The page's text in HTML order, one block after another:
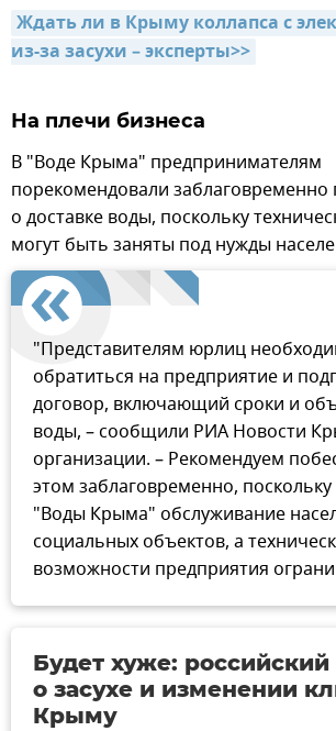
Ждать ли в Крыму коллапса с
из-за засухи – эксперты>>
На плечи бизнеса
В "Воде Крыма" предпринимателям
порекомендовали заблаговременно
о доставке воды, поскольку
могут быть заняты под нужды
"Представителям юрлиц
обратиться на предприятие и
договор, включающий сроки и
воды, – сообщили РИА Новости
организации. – Рекомендуем
этом заблаговременно,
"Воды Крыма" обслуживание
социальных объектов, а
возможности предприятия
Будет хуже:
о засухе и изменении
Крыму